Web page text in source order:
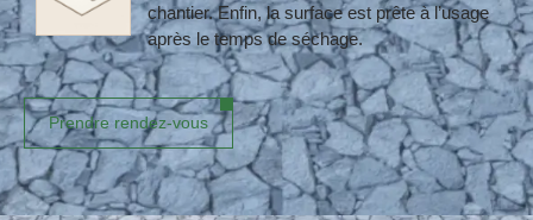
chantier. Enfin, la surface est prête à l’usage
après le temps de séchage.
Prendre rendez-vous